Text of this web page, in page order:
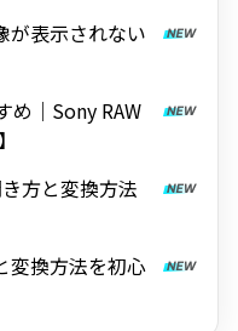
が表示されない
め｜Sony RAW
方と変換方法
変換方法を初心